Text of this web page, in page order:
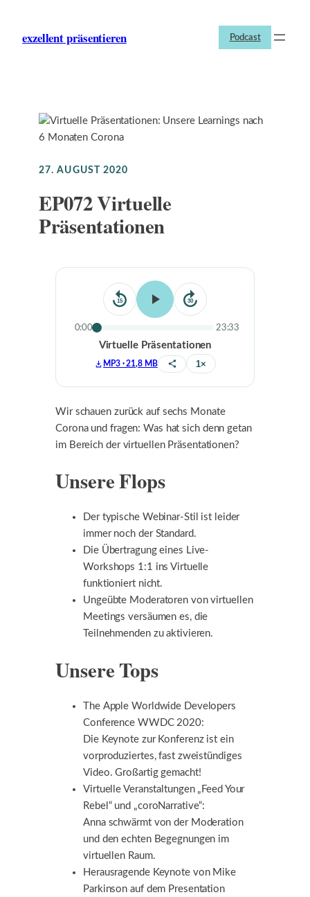
springen
exzellent präsentieren Podcast
27. AUGUST 2020
EP072 Virtuelle
Präsentationen
15 30
0:00 23:33
Virtuelle Präsentationen
MP3 · 21,8 MB Teilen 1×
Wir schauen zurück auf sechs Monate
Corona und fragen: Was hat sich denn getan
im Bereich der virtuellen Präsentationen?
Unsere Flops
Der typische Webinar-Stil ist leider
immer noch der Standard.
Die Übertragung eines Live-
Workshops 1:1 ins Virtuelle
funktioniert nicht.
Ungeübte Moderatoren von virtuellen
Meetings versäumen es, die
Teilnehmenden zu aktivieren.
Unsere Tops
The Apple Worldwide Developers
Conference WWDC 2020:
Die Keynote zur Konferenz ist ein
vorproduziertes, fast zweistündiges
Video. Großartig gemacht!
Virtuelle Veranstaltungen „Feed Your
Rebel“ und „coroNarrative“:
Anna schwärmt von der Moderation
und den echten Begegnungen im
virtuellen Raum.
Herausragende Keynote von Mike
Parkinson auf dem Presentation